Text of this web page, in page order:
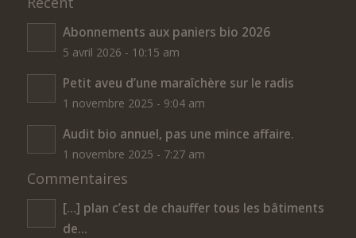
Abonnements aux paniers bio 2026
5 avril 2026 - 10:15 am
Petit aveu d’une maraîchère sur le radis
1 novembre 2025 - 9:04 am
Audit bio annuel, pas une mince affaire.
1 novembre 2025 - 7:27 am
Commentaires
[…] plan c’est de chauffer tous les bâtiments
de...